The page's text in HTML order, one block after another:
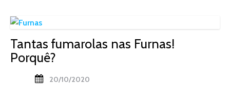
Tantas fumarolas nas Furnas!
Porquê?
20/10/2020